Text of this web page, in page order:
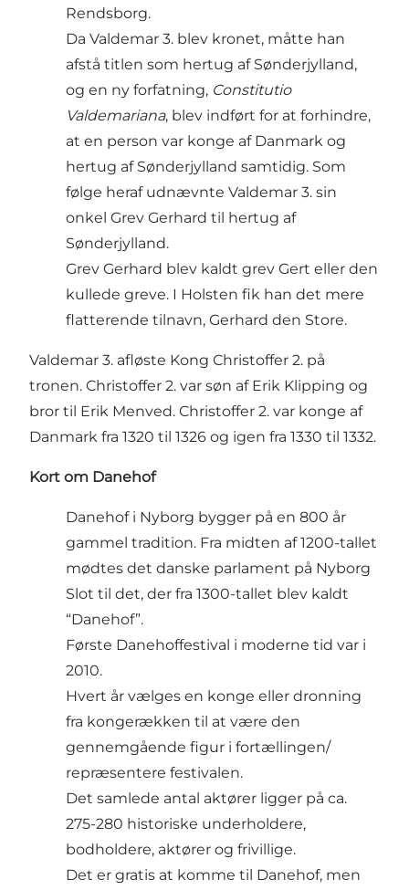
Rendsborg.
Da Valdemar 3. blev kronet, måtte han
afstå titlen som hertug af Sønderjylland,
og en ny forfatning, Constitutio
Valdemariana, blev indført for at forhindre,
at en person var konge af Danmark og
hertug af Sønderjylland samtidig. Som
følge heraf udnævnte Valdemar 3. sin
onkel Grev Gerhard til hertug af
Sønderjylland.
Grev Gerhard blev kaldt grev Gert eller den
kullede greve. I Holsten fik han det mere
flatterende tilnavn, Gerhard den Store.
Valdemar 3. afløste Kong Christoffer 2. på
tronen. Christoffer 2. var søn af Erik Klipping og
bror til Erik Menved. Christoffer 2. var konge af
Danmark fra 1320 til 1326 og igen fra 1330 til 1332.
Kort om Danehof
Danehof i Nyborg bygger på en 800 år
gammel tradition. Fra midten af 1200-tallet
mødtes det danske parlament på Nyborg
Slot til det, der fra 1300-tallet blev kaldt
“Danehof”.
Første Danehoffestival i moderne tid var i
2010.
Hvert år vælges en konge eller dronning
fra kongerækken til at være den
gennemgående figur i fortællingen/
repræsentere festivalen.
Det samlede antal aktører ligger på ca.
275-280 historiske underholdere,
bodholdere, aktører og frivillige.
Det er gratis at komme til Danehof, men